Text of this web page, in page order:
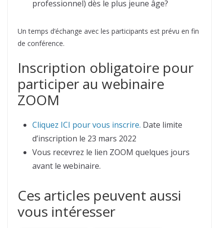
professionnel) dès le plus jeune âge?
Un temps d’échange avec les participants est prévu en fin
de conférence.
Inscription obligatoire pour
participer au webinaire
ZOOM
Cliquez ICI pour vous inscrire. Date limite
d’inscription le 23 mars 2022
Vous recevrez le lien ZOOM quelques jours
avant le webinaire.
Ces articles peuvent aussi
vous intéresser